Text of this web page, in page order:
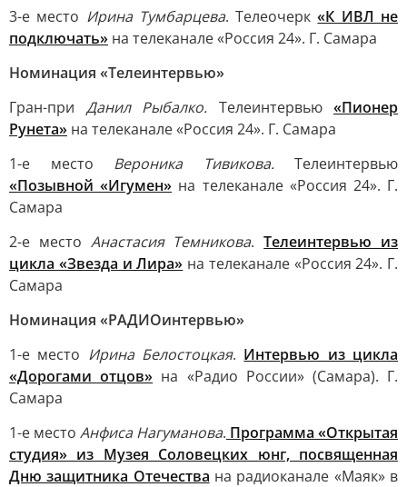
3-е место Ирина Тумбарцева. Телеочерк«К ИВЛ не
подключать» на телеканале «Россия 24». Г. Самара
Номинация «Телеинтервью»
Гран-при Данил Рыбалко. Телеинтервью «Пионер
Рунета» на телеканале «Россия 24». Г. Самара
1-е место Вероника Тивикова.Телеинтервью
«Позывной «Игумен» на телеканале «Россия 24». Г.
Самара
2-е место Анастасия Темникова.Телеинтервью из
цикла «Звезда и Лира» на телеканале «Россия 24». Г.
Самара
Номинация «РАДИОинтервью»
1-е место Ирина Белостоцкая. Интервью из цикла
«Дорогами отцов» на «Радио России» (Самара). Г.
Самара
1-е место Анфиса Нагуманова. Программа «Открытая
студия» из Музея Соловецких юнг, посвященная
Дню защитника Отечества на радиоканале «Маяк» в